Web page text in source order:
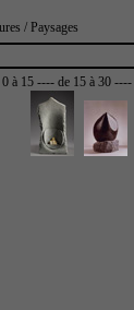
/ Paysages
0 à 15 ---- de 15 à 30 ----